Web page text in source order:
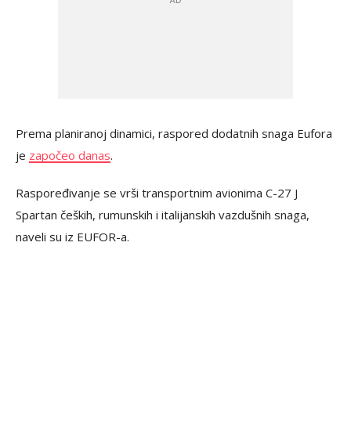
Prema planiranoj dinamici, raspored dodatnih snaga Eufora
je započeo danas.
Raspoređivanje se vrši transportnim avionima C-27 J
Spartan čeških, rumunskih i italijanskih vazdušnih snaga,
naveli su iz EUFOR-a.